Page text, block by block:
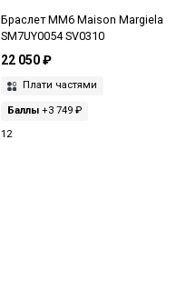
Браслет MM6 Maison Margiela
SM7UY0054 SV0310
22 050 ₽
Плати частями
Баллы+3 749 ₽
12